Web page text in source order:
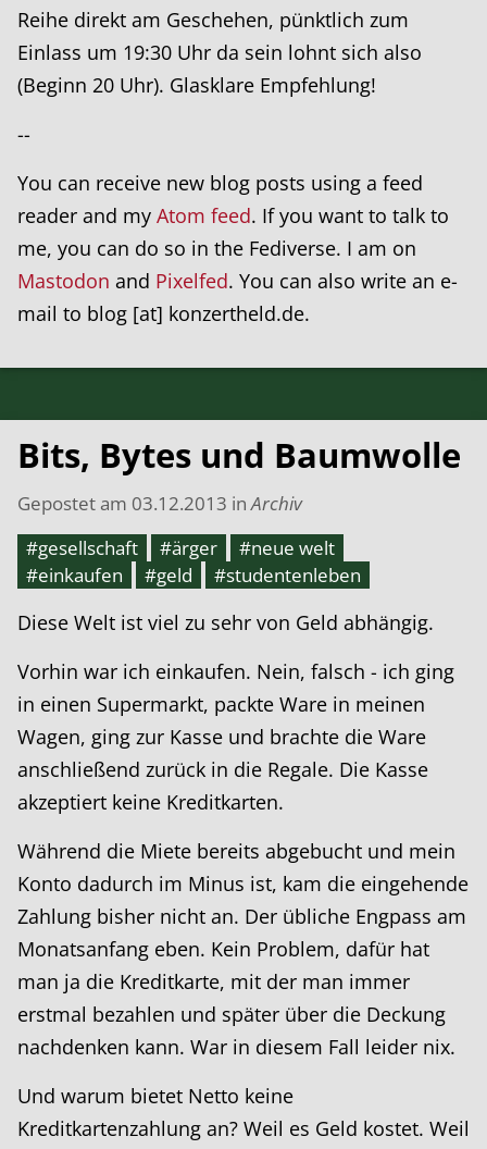
Reihe direkt am Geschehen, pünktlich zum
Einlass um 19:30 Uhr da sein lohnt sich also
(Beginn 20 Uhr). Glasklare Empfehlung!
--
You can receive new blog posts using a feed
reader and my Atom feed. If you want to talk to
me, you can do so in the Fediverse. I am on
Mastodon and Pixelfed. You can also write an e-
mail to blog [at] konzertheld.de.
Bits, Bytes und Baumwolle
Gepostet am 03.12.2013 in Archiv
#gesellschaft
#ärger
#neue welt
#einkaufen
#geld
#studentenleben
Diese Welt ist viel zu sehr von Geld abhängig.
Vorhin war ich einkaufen. Nein, falsch - ich ging
in einen Supermarkt, packte Ware in meinen
Wagen, ging zur Kasse und brachte die Ware
anschließend zurück in die Regale. Die Kasse
akzeptiert keine Kreditkarten.
Während die Miete bereits abgebucht und mein
Konto dadurch im Minus ist, kam die eingehende
Zahlung bisher nicht an. Der übliche Engpass am
Monatsanfang eben. Kein Problem, dafür hat
man ja die Kreditkarte, mit der man immer
erstmal bezahlen und später über die Deckung
nachdenken kann. War in diesem Fall leider nix.
Und warum bietet Netto keine
Kreditkartenzahlung an? Weil es Geld kostet. Weil